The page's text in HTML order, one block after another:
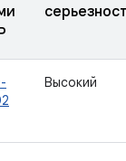
Высокий